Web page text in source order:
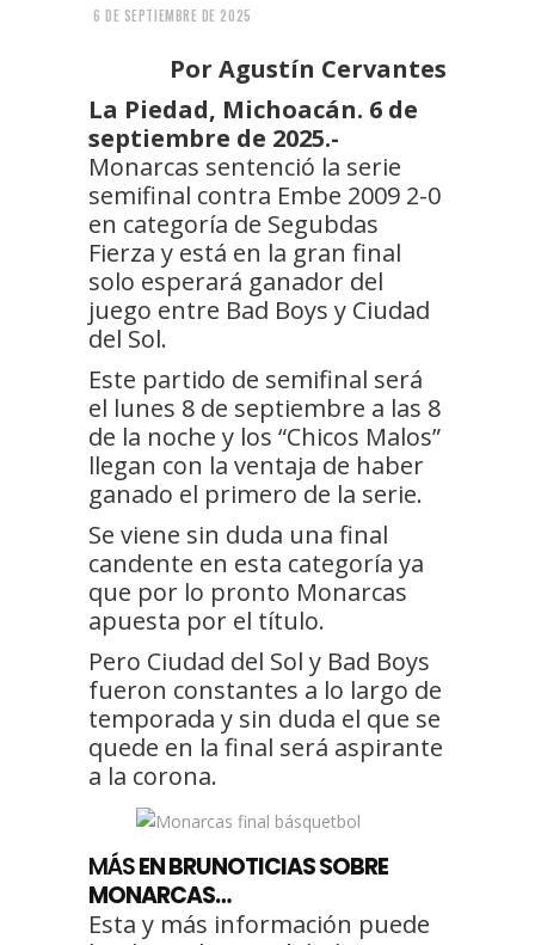
6 DE SEPTIEMBRE DE 2025
Por Agustín Cervantes
La Piedad, Michoacán. 6 de
septiembre de 2025.-
Monarcas sentenció la serie
semifinal contra Embe 2009 2-0
en categoría de Segubdas
Fierza y está en la gran final
solo esperará ganador del
juego entre Bad Boys y Ciudad
del Sol.
Este partido de semifinal será
el lunes 8 de septiembre a las 8
de la noche y los “Chicos Malos”
llegan con la ventaja de haber
ganado el primero de la serie.
Se viene sin duda una final
candente en esta categoría ya
que por lo pronto Monarcas
apuesta por el título.
Pero Ciudad del Sol y Bad Boys
fueron constantes a lo largo de
temporada y sin duda el que se
quede en la final será aspirante
a la corona.
MÁSEN BRUNOTICIAS SOBRE
MONARCAS…
Esta y más información puede